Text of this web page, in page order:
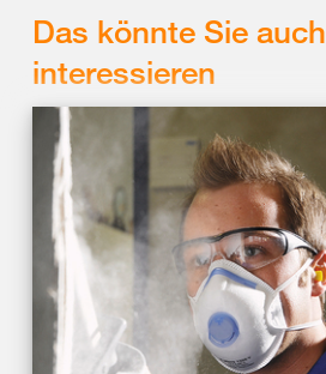
Das könnte Sie auch
interessieren